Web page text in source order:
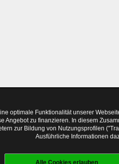
optimale Funktionalität unserer
Angebot zu finanzieren. In diesem
zur Bildung von Nutzungsprofilen
Ausführliche Informationen
Alle Cookies erlauben